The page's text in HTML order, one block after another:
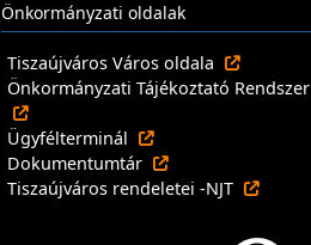
Önkormányzati oldalak
Tiszaújváros Város oldala
Önkormányzati Tájékoztató Rendszer
Ügyfélterminál
Dokumentumtár
Tiszaújváros rendeletei -NJT